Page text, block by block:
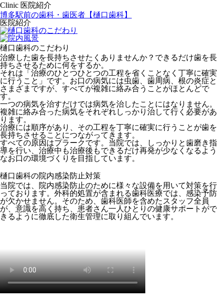
Clinic 医院紹介
博多駅前の歯科・歯医者【樋口歯科】
医院紹介
樋口歯科のこだわり
治療した歯を長持ちさせたくありませんか？できるだけ歯を長
持ちさせるために何をするか。
それは「治療のひとつひとつの工程を省くことなく丁寧に確実
に行うこと」です。お口の病気には虫歯、歯周病、根の炎症と
さまざまですが、すべてが複雑に絡み合うことがほとんどで
す。
一つの病気を治すだけでは病気を治したことにはなりません。
複雑に絡み合った病気をそれぞれしっかり治して行く必要があ
ります。
治療には順序があり、その工程を丁寧に確実に行うことが歯を
長持ちさせることにつながってきます。
すべての原因はプラークです。当院では、しっかりと歯磨き指
導を行い、治療中も治療後もできるだけ再発が少なくなるよう
なお口の環境づくりを目指しています。
樋口歯科の院内感染防止対策
当院では、院内感染防止のために様々な設備を用いて対策を行
っております。外科的処置が含まれる歯科医療では、感染予防
が欠かせません。そのため、歯科医師を含めたスタッフ全員
が、意識を高く持ち、患者さん一人ひとりの健康サポートがで
きるように徹底した衛生管理に取り組んでいます。